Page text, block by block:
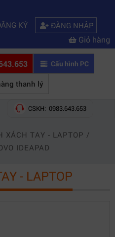
KÝ ĐĂNG NHẬP
Giỏ hàng
Cấu hình PC
thanh lý
CSKH: 0983.643.653
XÁCH TAY - LAPTOP /
IDEAPAD
- LAPTOP